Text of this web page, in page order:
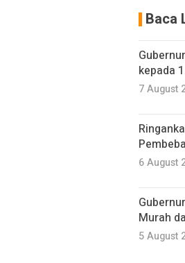
Baca
kepada
7 August
6 August
Murah
5 August